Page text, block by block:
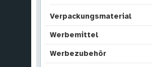
Verpackungsmaterial
Werbemittel
Werbezubehör